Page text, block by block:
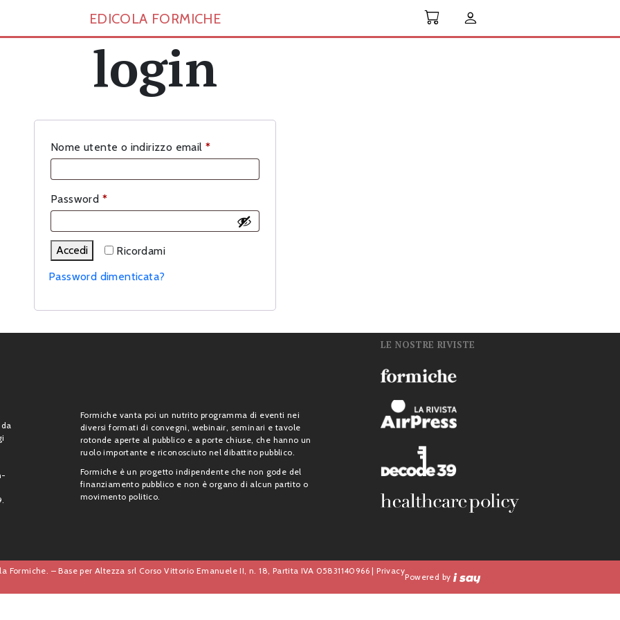
EDICOLA FORMICHE
login
Nome utente o indirizzo email *Richiesto
Password *Richiesto
Ricordami
Accedi
Password dimenticata?
Formiche vanta poi un nutrito programma di eventi nei
diversi formati di convegni, webinair, seminari e tavole
rotonde aperte al pubblico e a porte chiuse, che hanno un
ruolo importante e riconosciuto nel dibattito pubblico.
Formiche è un progetto indipendente che non gode del
finanziamento pubblico e non è organo di alcun partito o
movimento politico.
LE NOSTRE RIVISTE
Formiche. – Base per Altezza srl Corso Vittorio Emanuele II, n. 18, Partita IVA 05831140966 |Privacy
Powered by